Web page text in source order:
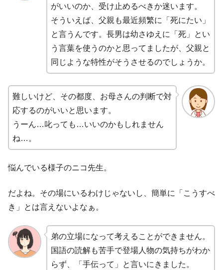
がいいのか、受け止めるべきか迷います。
そういえば、父親も最近頻繁に「死にたい」
と言うんです。長男は幼さゆえに「死」とい
う言葉を使うのかと思ってましたが、父親と
同じような特性がそうさせるのでしょうか。
難しいけど、その都度、お母さんの判断で対
応するのがいいと思います。
うーん…叱っても…いいのかもしれません
ね…。
悩んでいる様子のニコ先生。
だよね。その場にいるわけじゃないし、簡単に「こうすべ
き」とは言えないよなぁ。
弟の立場になって考えることができません。
国語の読解も苦手で登場人物の気持ちがわか
らず、「手伝って」と言いにきました。